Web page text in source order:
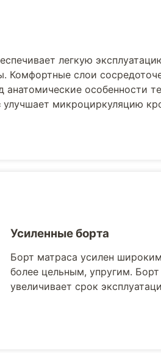
легкую
Комфортные слои
анатомические особенности
улучшает микроциркуляцию
Усиленные борта
Борт матраса усилен
более цельным, упругим.
увеличивает срок